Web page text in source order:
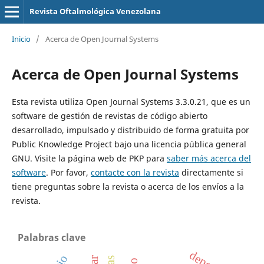
Revista Oftalmológica Venezolana
Inicio / Acerca de Open Journal Systems
Acerca de Open Journal Systems
Esta revista utiliza Open Journal Systems 3.3.0.21, que es un
software de gestión de revistas de código abierto
desarrollado, impulsado y distribuido de forma gratuita por
Public Knowledge Project bajo una licencia pública general
GNU. Visite la página web de PKP para saber más acerca del
software. Por favor, contacte con la revista directamente si
tiene preguntas sobre la revista o acerca de los envíos a la
revista.
Palabras clave